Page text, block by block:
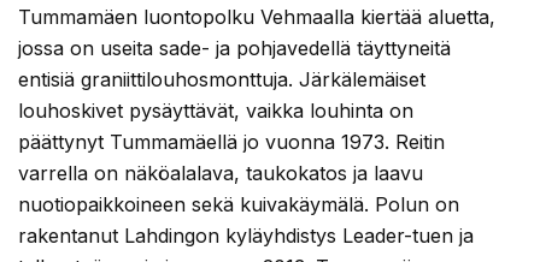
Tummamäen luontopolku Vehmaalla kiertää aluetta,
jossa on useita sade- ja pohjavedellä täyttyneitä
entisiä graniittilouhosmonttuja. Järkälemäiset
louhoskivet pysäyttävät, vaikka louhinta on
päättynyt Tummamäellä jo vuonna 1973. Reitin
varrella on näköalalava, taukokatos ja laavu
nuotiopaikkoineen sekä kuivakäymälä. Polun on
rakentanut Lahdingon kyläyhdistys Leader-tuen ja